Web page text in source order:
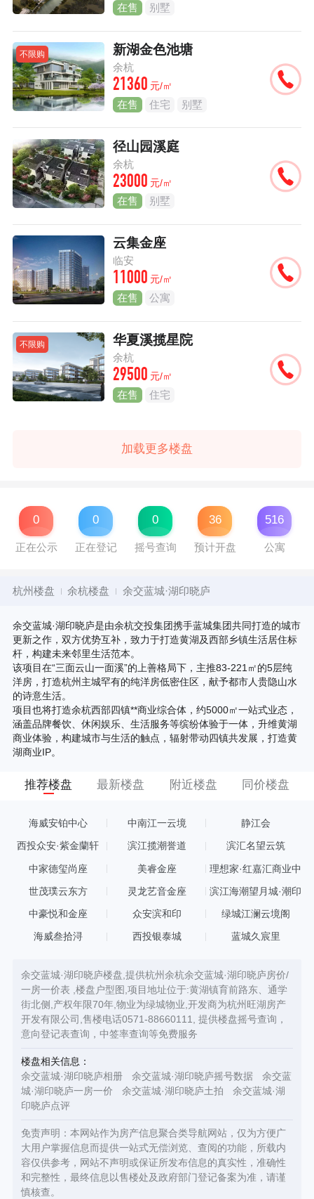
在售 别墅
不限购 新湖金色池塘
余杭
21360 元/㎡
在售 住宅 别墅
径山园溪庭
余杭
23000 元/㎡
在售 别墅
云集金座
临安
11000 元/㎡
在售 公寓
不限购 华夏溪揽星院
余杭
29500 元/㎡
在售 住宅
加载更多楼盘
0
正在公示
0
正在登记
0
摇号查询
36
预计开盘
516
公寓
杭州楼盘 余杭楼盘 余交蓝城·湖印晓庐
余交蓝城·湖印晓庐是由余杭交投集团携手蓝城集团共同打造的城市
更新之作，双方优势互补，致力于打造黄湖及西部乡镇生活居住标
杆，构建未来邻里生活范本。
该项目在“三面云山一面溪”的上善格局下，主推83-221㎡的5层纯
洋房，打造杭州主城罕有的纯洋房低密住区，献予都市人贵隐山水
的诗意生活。
项目也将打造余杭西部四镇**商业综合体，约5000㎡一站式业态，
涵盖品牌餐饮、休闲娱乐、生活服务等缤纷体验于一体，升维黄湖
商业体验，构建城市与生活的触点，辐射带动四镇共发展，打造黄
湖商业IP。
推荐楼盘 最新楼盘 附近楼盘 同价楼盘
海威安铂中心 中南江一云境 静江会
西投众安·紫金蘭轩 滨江揽潮誉道 滨汇名望云筑
中家德玺尚座 美睿金座
理想家·红嘉汇商业中
世茂璞云东方 灵龙艺音金座 滨江海潮望月城·潮印
中豪悦和金座 众安滨和印 绿城江澜云境阁
海威叁拾浔 西投银泰城 蓝城久宸里
余交蓝城·湖印晓庐楼盘,提供杭州余杭余交蓝城·湖印晓庐房价/
一房一价表 ,楼盘户型图,项目地址位于:黄湖镇育前路东、通学
街北侧,产权年限70年,物业为绿城物业,开发商为杭州旺湖房产
开发有限公司,售楼电话0571-88660111, 提供楼盘摇号查询，
意向登记表查询，中签率查询等免费服务
楼盘相关信息：
余交蓝城·湖印晓庐相册
余交蓝城·湖印晓庐摇号数据
余交蓝
城·湖印晓庐一房一价
余交蓝城·湖印晓庐土拍
余交蓝城·湖
印晓庐点评
免责声明：本网站作为房产信息聚合类导航网站，仅为方便广
大用户掌握信息而提供一站式无偿浏览、查阅的功能，所载内
容仅供参考，网站不声明或保证所发布信息的真实性，准确性
和完整性，最终信息以售楼处及政府部门登记备案为准，请谨
慎核查。